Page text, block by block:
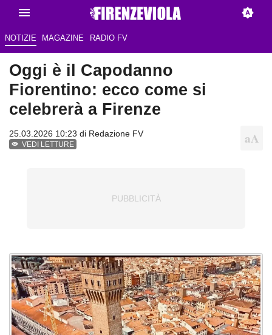
NOTIZIE MAGAZINE RADIO FV
Oggi è il Capodanno
Fiorentino: ecco come si
celebrerà a Firenze
25.03.2026 10:23 di Redazione FV
VEDI LETTURE